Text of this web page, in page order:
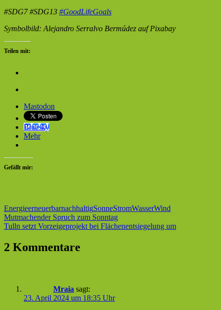
#SDG7 #SDG13 #GoodLifeGoals
Symbolbild: Alejandro Serralvo Bermúdez auf Pixabay
Teilen mit:
Mastodon
Bluesky
Mehr
Gefällt mir:
EnergieerneuerbarnachhaltigSonneStromWasserWind
Beitragsnavigation
Vorheriger
Beitrag:
Mutmachender Spruch zum Sonntag
Nächster
Tulln setzt Vorzeigeprojekt bei Flächenentsiegelung um
2 Kommentare
Mraia sagt:
23. April 2024 um 18:35 Uhr